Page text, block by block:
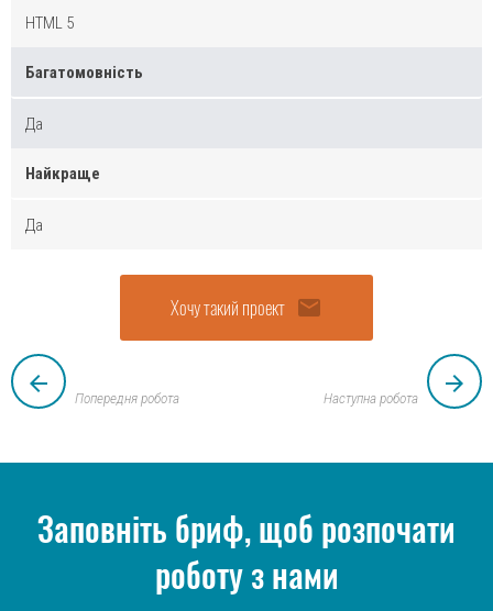
HTML 5
Багатомовність
Да
Найкраще
Да
Хочу такий проект email
arrow_back
Попередня робота Наступна робота
arrow_forward
Заповніть бриф, щоб розпочати
роботу з нами